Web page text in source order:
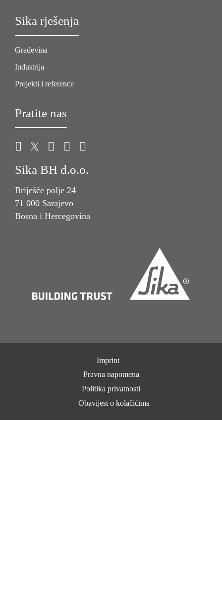
Sika rješenja
Građevina
Industrija
Projekti i reference
Pratite nas
Sika BH d.o.o.
Briješće polje 24
71 000 Sarajevo
Bosna i Hercegovina
Imprint
Pravna napomena
Politika privatnosti
Obavijest o kolačićima